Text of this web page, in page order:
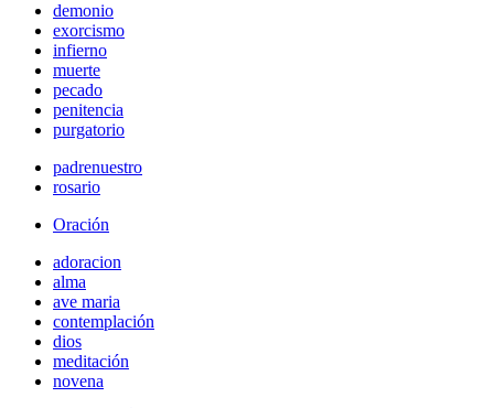
demonio
exorcismo
infierno
muerte
pecado
penitencia
purgatorio
padrenuestro
rosario
Oración
adoracion
alma
ave maria
contemplación
dios
meditación
novena